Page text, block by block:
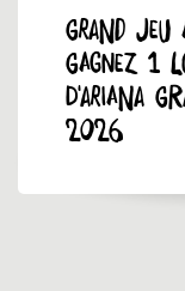
GRAND
Gagnez
d'Ariana
2026